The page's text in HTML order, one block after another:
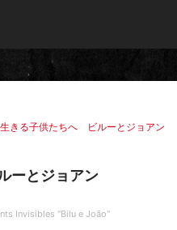
きる子供たちへ ビルーとジョアン
ーとジョアン
Invisibles "Bilu e João"